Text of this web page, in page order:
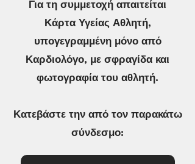
Για τη συμμετοχή απαιτείται
Κάρτα Υγείας Αθλητή,
υπογεγραμμένη μόνο από
Καρδιολόγο, με σφραγίδα και
φωτογραφία του αθλητή.
Κατεβάστε την από τον παρακάτω
σύνδεσμο: